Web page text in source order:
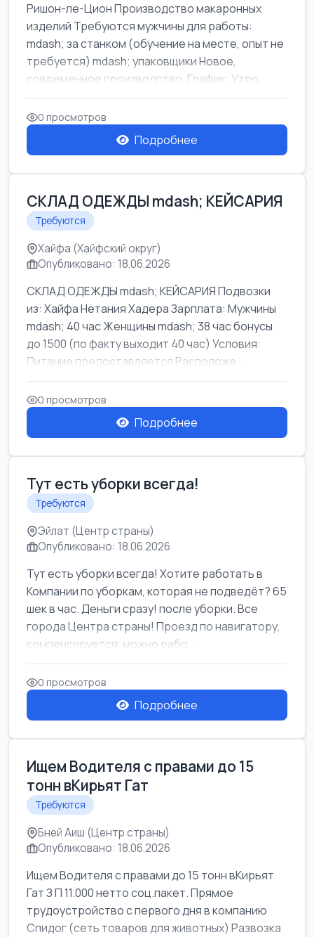
Ришон-ле-Цион Производство макаронных
изделий Требуются мужчины для работы:
mdash; за станком (обучение на месте, опыт не
требуется) mdash; упаковщики Новое,
современное производство. График: Утро
mda...
0 просмотров
Подробнее
СКЛАД ОДЕЖДЫ mdash; КЕЙСАРИЯ
Требуются
Хайфа (Хайфский округ)
Опубликовано: 18.06.2026
СКЛАД ОДЕЖДЫ mdash; КЕЙСАРИЯ Подвозки
из: Хайфа Нетания Хадера Зарплата: Мужчины
mdash; 40 час Женщины mdash; 38 час бонусы
до 1500 (по факту выходит 40 час) Условия:
Питание предоставляется Расположе...
0 просмотров
Подробнее
Тут есть уборки всегда!
Требуются
Эйлат (Центр страны)
Опубликовано: 18.06.2026
Тут есть уборки всегда! Хотите работать в
Компании по уборкам, которая не подведёт? 65
шек в час. Деньги сразу! после уборки. Все
города Центра страны! Проезд по навигатору,
компенсируется. можно рабо...
0 просмотров
Подробнее
Ищем Водителя с правами до 15
тонн вКирьят Гат
Требуются
Бней Аиш (Центр страны)
Опубликовано: 18.06.2026
Ищем Водителя с правами до 15 тонн вКирьят
Гат З П 11.000 нетто соц.пакет. Прямое
трудоустройство с первого дня в компанию
Спидог (сеть товаров для животных) Развозка